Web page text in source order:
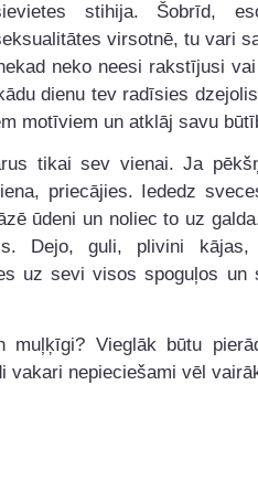
stihija. Šobrīd,
virsotnē, tu vari
neko neesi rakstījusi
dienu tev radīsies dzejolis
motīviem un atklāj savu
tikai sev vienai. Ja
priecājies. Iededz
ūdeni un noliec to uz
Dejo, guli, plivini kājas,
uz sevi visos spoguļos un
muļķīgi? Vieglāk būtu
vakari nepieciešami vēl